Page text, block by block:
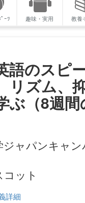
ｰﾂ 趣味・実用 教養
語のスピ
リズム、
ぶ（8週
ャパンキャン
ット
詳細